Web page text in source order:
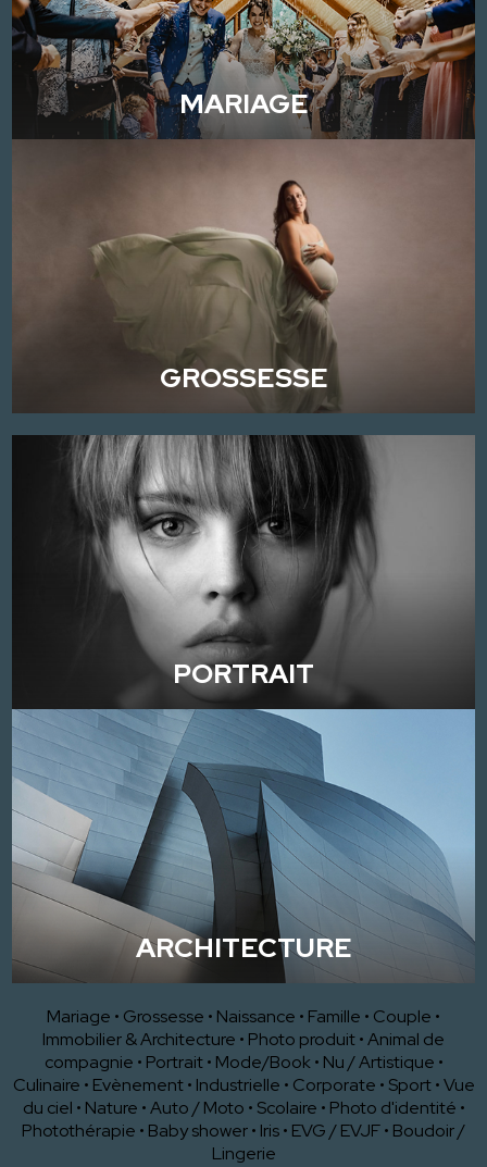
MARIAGE
GROSSESSE
PORTRAIT
ARCHITECTURE
Mariage • Grossesse • Naissance • Famille • Couple •
Immobilier & Architecture • Photo produit•Animal de
compagnie • Portrait • Mode/Book • Nu / Artistique •
Culinaire • Evènement • Industrielle • Corporate • Sport •Vue
du ciel • Nature •Auto / Moto • Scolaire • Photo d'identité •
Photothérapie • Baby shower• Iris• EVG / EVJF• Boudoir /
Lingerie